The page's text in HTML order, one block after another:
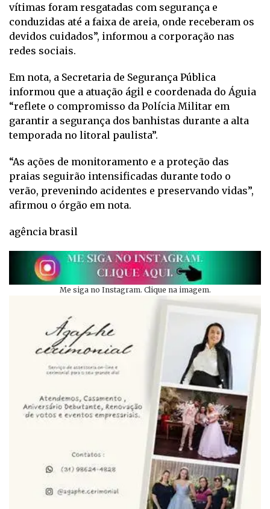
vítimas foram resgatadas com segurança e
conduzidas até a faixa de areia, onde receberam os
devidos cuidados”, informou a corporação nas
redes sociais.
Em nota, a Secretaria de Segurança Pública
informou que a atuação ágil e coordenada do Águia
“reflete o compromisso da Polícia Militar em
garantir a segurança dos banhistas durante a alta
temporada no litoral paulista”.
“As ações de monitoramento e a proteção das
praias seguirão intensificadas durante todo o
verão, prevenindo acidentes e preservando vidas”,
afirmou o órgão em nota.
agência brasil
Me siga no Instagram. Clique na imagem.